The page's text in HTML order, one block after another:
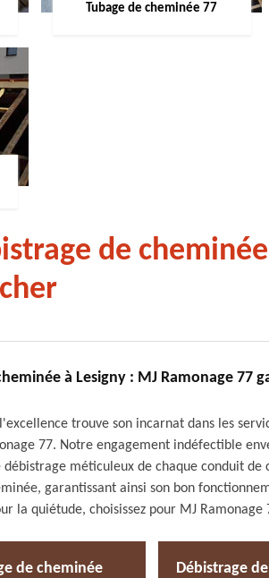
Tubage de cheminée 77
de
à Lesigny : MJ Ramonage 77
trouve son incarnat dans les
77. Notre engagement indéfectible
méticuleux de chaque conduit de
garantissant ainsi son bon
la quiétude, choisissez pour MJ Ramonage
de cheminée
Débistrage